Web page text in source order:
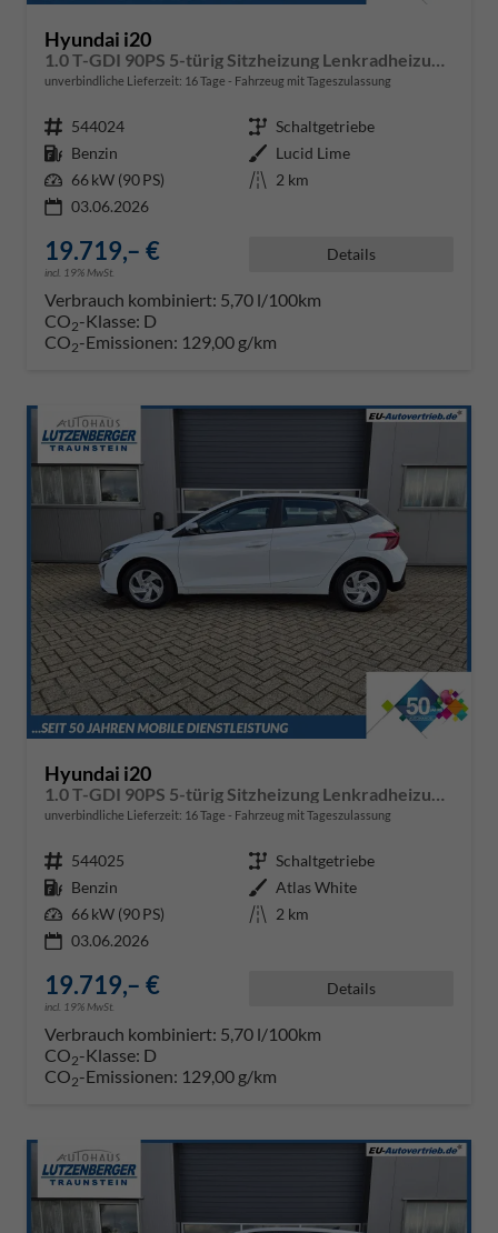
Hyundai i20
unverbindliche Lieferzeit: 16 Tage Fahrzeug mit Tageszulassung
Fahrzeugnr. 544024 Getriebe Schaltgetriebe
Kraftstoff Benzin Außenfarbe Lucid Lime
Leistung 66 kW (90 PS) Kilometerstand 2 km
03.06.2026
19.719,– €
incl. 19% MwSt.
Details
Verbrauch kombiniert: 5,70 l/100km
CO2-Klasse: D
CO2-Emissionen: 129,00 g/km
Hyundai i20
unverbindliche Lieferzeit: 16 Tage Fahrzeug mit Tageszulassung
Fahrzeugnr. 544025 Getriebe Schaltgetriebe
Kraftstoff Benzin Außenfarbe Atlas White
Leistung 66 kW (90 PS) Kilometerstand 2 km
03.06.2026
19.719,– €
incl. 19% MwSt.
Details
Verbrauch kombiniert: 5,70 l/100km
CO2-Klasse: D
CO2-Emissionen: 129,00 g/km